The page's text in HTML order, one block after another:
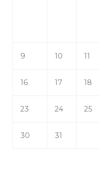
9 10 11
16 17 18
23 24 25
30 31